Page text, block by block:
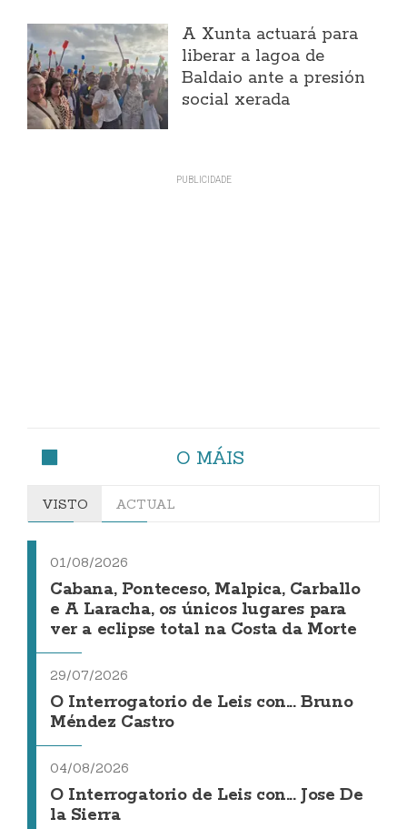
A Xunta actuará para
liberar a lagoa de
Baldaio ante a presión
social xerada
O MÁIS
VISTO ACTUAL
01/08/2026
Cabana, Ponteceso, Malpica, Carballo
e A Laracha, os únicos lugares para
ver a eclipse total na Costa da Morte
29/07/2026
O Interrogatorio de Leis con... Bruno
Méndez Castro
04/08/2026
O Interrogatorio de Leis con... Jose De
la Sierra